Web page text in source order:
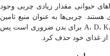
حیوانی مقدار زیادی چربی وجود
چربی‌ها به عنوان منبع تامین
انرژی فشرده و دارا بودن ویتامین‌هایA، D، K، E برای بدن ضروری است پس
غذای خود حذف کرد.